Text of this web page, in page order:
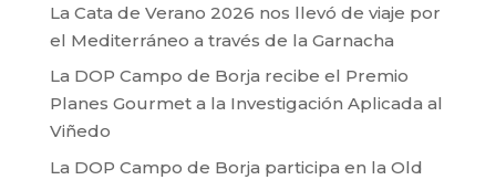
La Cata de Verano 2026 nos llevó de viaje por
el Mediterráneo a través de la Garnacha
La DOP Campo de Borja recibe el Premio
Planes Gourmet a la Investigación Aplicada al
Viñedo
La DOP Campo de Borja participa en la Old